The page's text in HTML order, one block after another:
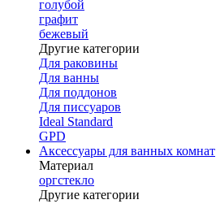
голубой
графит
бежевый
Другие категории
Для раковины
Для ванны
Для поддонов
Для писсуаров
Ideal Standard
GPD
Аксессуары для ванных комнат
Материал
оргстекло
Другие категории